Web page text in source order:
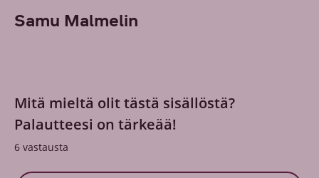
Samu Malmelin
Mitä mieltä olit tästä sisällöstä?
Palautteesi on tärkeää!
6 vastausta